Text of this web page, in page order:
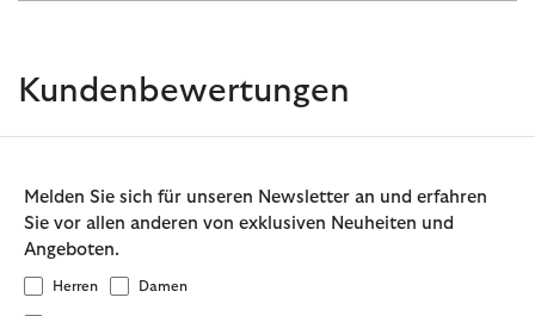
Kundenbewertungen
Melden Sie sich für unseren Newsletter an und erfahren
Sie vor allen anderen von exklusiven Neuheiten und
Angeboten.
Herren Damen